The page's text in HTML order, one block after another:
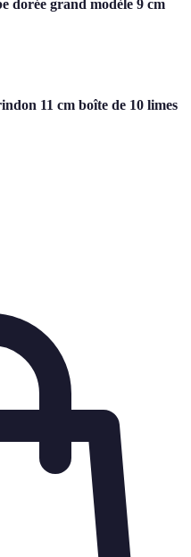
dorée grand modèle 9 cm
11 cm boîte de 10 limes